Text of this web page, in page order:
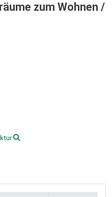
zum Wohnen /